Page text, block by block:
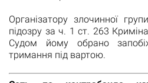
Організатору злочинної
підозру за ч. 1 ст. 263
Судом йому обрано
тримання під вартою.